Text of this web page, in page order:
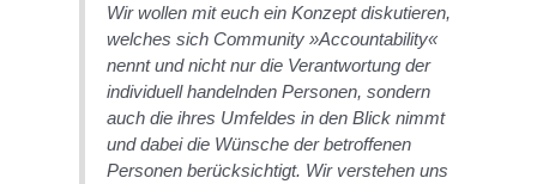
Wir wollen mit euch ein Konzept diskutieren,
welches sich Community »Accountability«
nennt und nicht nur die Verantwortung der
individuell handelnden Personen, sondern
auch die ihres Umfeldes in den Blick nimmt
und dabei die Wünsche der betroffenen
Personen berücksichtigt. Wir verstehen uns